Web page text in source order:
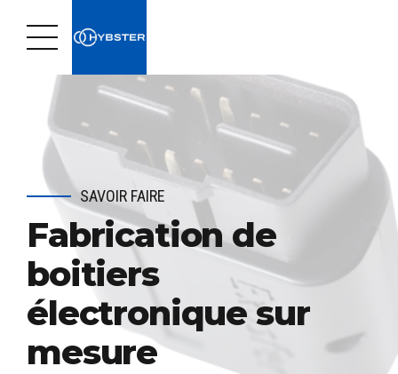
SAVOIR FAIRE
Fabrication de
boitiers
électronique sur
mesure